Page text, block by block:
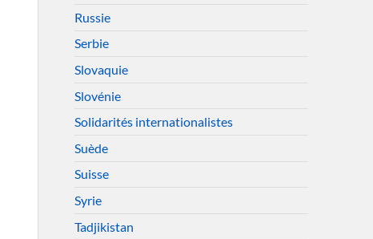
Russie
Serbie
Slovaquie
Slovénie
Solidarités internationalistes
Suède
Suisse
Syrie
Tadjikistan